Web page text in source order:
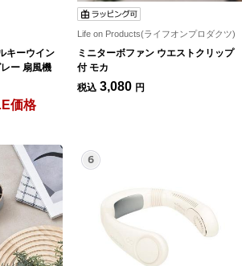
キーウイン
ー 扇風機
価格
Life on Products(ライフオンプロダクツ)
ミニターボファン ウエストクリップ
付 モカ
税込 3,080 円